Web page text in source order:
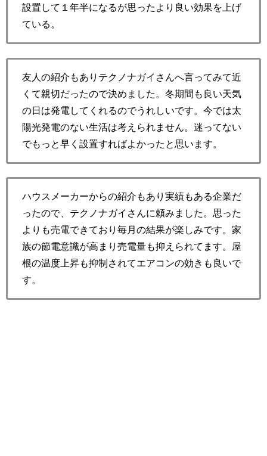
設置して１年半になるが思ったより良い効果を上げ
ている。
友人の紹介もありテクノナガイさんへ言ってみて近
くて親切だったので決めました。冬期間も良い天気
の日は発電してくれるのでうれしいです。今では太
陽光発電のない生活は考えられません。迷ってない
でもっと早く設置すればよかったと思います。
ハウスメーカーからの紹介もあり実績もある企業だ
ったので、テクノナガイさんに頼みました。思った
よりも売電できており毎月の結果が楽しみです。家
族の節電意識が高まり売電量も抑えられてます。屋
根の温度上昇も抑制されてエアコンの効きも良いで
す。